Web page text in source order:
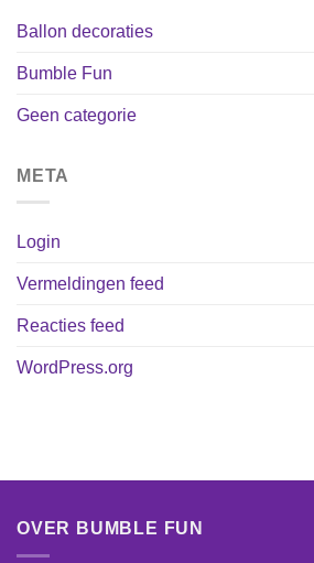
Ballon decoraties
Bumble Fun
Geen categorie
META
Login
Vermeldingen feed
Reacties feed
WordPress.org
OVER BUMBLE FUN